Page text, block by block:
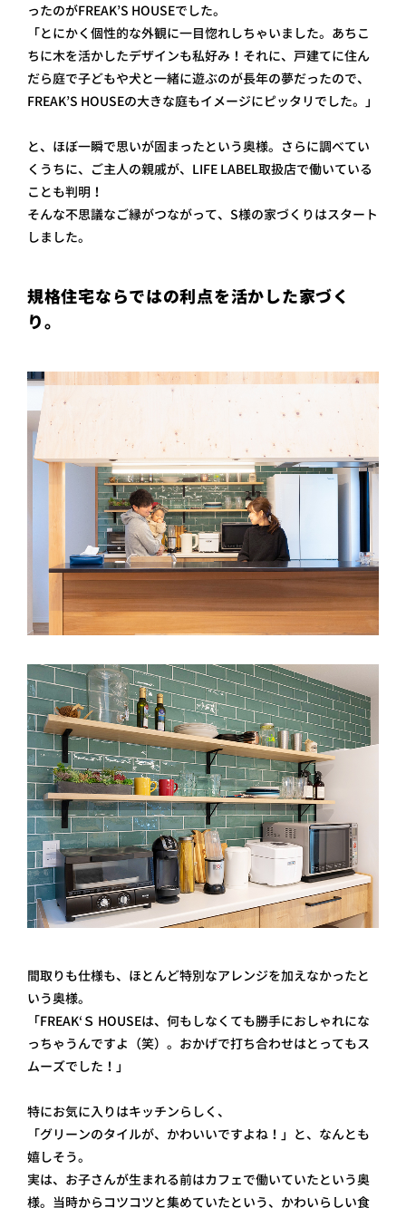
ったのがFREAK’S HOUSEでした。
「とにかく個性的な外観に一目惚れしちゃいました。あちこ
ちに木を活かしたデザインも私好み！それに、戸建てに住ん
だら庭で子どもや犬と一緒に遊ぶのが長年の夢だったので、
FREAK’S HOUSEの大きな庭もイメージにピッタリでした。」
と、ほぼ一瞬で思いが固まったという奥様。さらに調べてい
くうちに、ご主人の親戚が、LIFE LABEL取扱店で働いている
ことも判明！
そんな不思議なご縁がつながって、S様の家づくりはスタート
しました。
規格住宅ならではの利点を活かした家づく
り。
間取りも仕様も、ほとんど特別なアレンジを加えなかったと
いう奥様。
「FREAK‘Ｓ HOUSEは、何もしなくても勝手におしゃれにな
っちゃうんですよ（笑）。おかげで打ち合わせはとってもス
ムーズでした！」
特にお気に入りはキッチンらしく、
「グリーンのタイルが、かわいいですよね！」と、なんとも
嬉しそう。
実は、お子さんが生まれる前はカフェで働いていたという奥
様。当時からコツコツと集めていたという、かわいらしい食